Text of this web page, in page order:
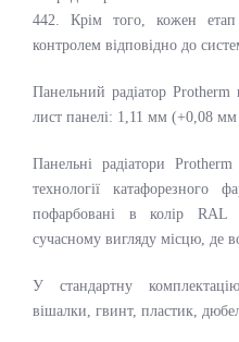
442. Крім того, кожен етап
контролем відповідно до
Панельний радіатор Protherm
лист панелі: 1,11 мм (+0,08 мм
Панельні радіатори
технології катафорезного
пофарбовані в колір RAL
сучасному вигляду місцю, де
У стандартну
вішалки, гвинт, пластик,